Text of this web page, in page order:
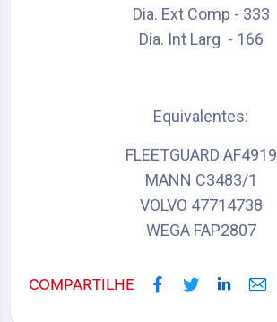
Dia. Ext Comp - 333
Dia. Int Larg - 166
Equivalentes:
FLEETGUARD AF4919
MANN C3483/1
VOLVO 47714738
WEGA FAP2807
COMPARTILHE